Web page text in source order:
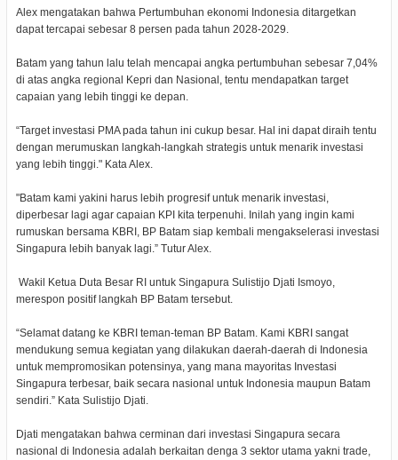
Alex mengatakan bahwa Pertumbuhan ekonomi Indonesia ditargetkan
dapat tercapai sebesar 8 persen pada tahun 2028-2029.
Batam yang tahun lalu telah mencapai angka pertumbuhan sebesar 7,04%
di atas angka regional Kepri dan Nasional, tentu mendapatkan target
capaian yang lebih tinggi ke depan.
“Target investasi PMA pada tahun ini cukup besar. Hal ini dapat diraih tentu
dengan merumuskan langkah-langkah strategis untuk menarik investasi
yang lebih tinggi." Kata Alex.
"Batam kami yakini harus lebih progresif untuk menarik investasi,
diperbesar lagi agar capaian KPI kita terpenuhi. Inilah yang ingin kami
rumuskan bersama KBRI, BP Batam siap kembali mengakselerasi investasi
Singapura lebih banyak lagi.” Tutur Alex.
Wakil Ketua Duta Besar RI untuk Singapura Sulistijo Djati Ismoyo,
merespon positif langkah BP Batam tersebut.
“Selamat datang ke KBRI teman-teman BP Batam. Kami KBRI sangat
mendukung semua kegiatan yang dilakukan daerah-daerah di Indonesia
untuk mempromosikan potensinya, yang mana mayoritas Investasi
Singapura terbesar, baik secara nasional untuk Indonesia maupun Batam
sendiri.” Kata Sulistijo Djati.
Djati mengatakan bahwa cerminan dari investasi Singapura secara
nasional di Indonesia adalah berkaitan denga 3 sektor utama yakni trade,